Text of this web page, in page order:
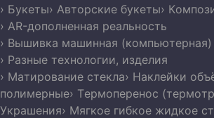
› Букеты› Авторские букеты›
› AR-дополненная реальность
› Вышивка машинная (компьютерная)
› Разные технологии, изделия
› Матирование стекла› Наклейки
полимерные› Термоперенос
Украшения› Мягкое гибкое жидкое